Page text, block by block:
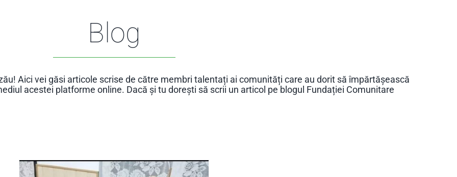
Blog
Aici vei găsi articole scrise de către membri talentați ai comunități care au dorit să împărtășească
acestei platforme online. Dacă și tu dorești să scrii un articol pe blogul Fundației Comunitare